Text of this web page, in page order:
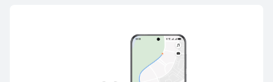
HUAWEI P60 Pro
เรียนรู้เพิ่มเติม